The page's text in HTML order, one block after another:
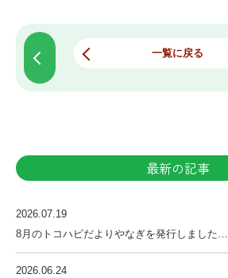
一覧に戻る
最新の記事
2026.07.19
8月のトコハピだよりやなぎを発行しました…
2026.06.24